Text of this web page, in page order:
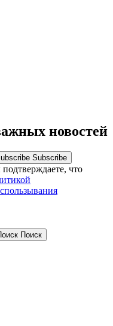
новостей
Subscribe
что
Поиск